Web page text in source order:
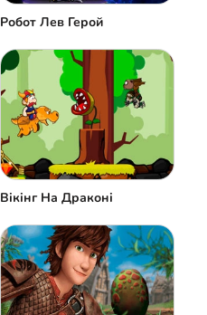
Робот Лев Герой
Вікінг На Драконі